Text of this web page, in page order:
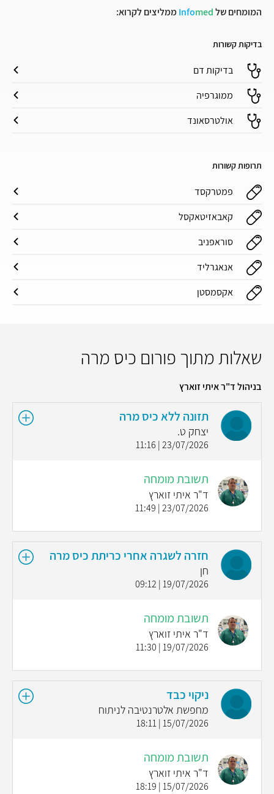
המומחים של Infomed ממליצים לקרוא:
בדיקות קשורות
בדיקות דם
ממוגרפיה
אולטרסאונד
תרופות קשורות
פמטרקסד
קאבאזיטאקסל
סוראפניב
אנאגרליד
אקסמסטן
שאלות מתוך פורום כיס מרה
בניהול ד"ר איתי זוארץ
תזונה ללא כיס מרה
יצחק ט.
23/07/2026 | 11:16
תשובת מומחה
ד"ר איתי זוארץ
23/07/2026 | 11:49
חזרה לשגרה אחרי כריתת כיס מרה
חן
19/07/2026 | 09:12
תשובת מומחה
ד"ר איתי זוארץ
19/07/2026 | 11:30
ניקוי כבד
מחפשת אלטרנטיבה לניתוח
15/07/2026 | 18:11
תשובת מומחה
ד"ר איתי זוארץ
15/07/2026 | 18:19